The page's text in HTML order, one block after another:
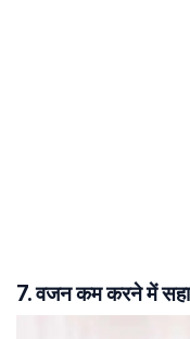
7. वजन कम करने में